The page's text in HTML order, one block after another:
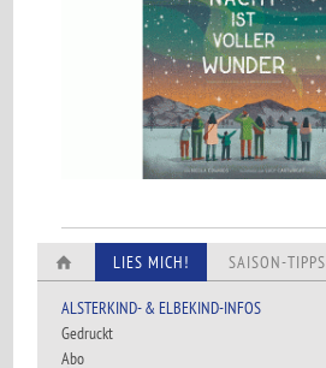
LIES MICH! SAISON-TIPPS
ALSTERKIND- & ELBEKIND-INFOS
Gedruckt
Abo